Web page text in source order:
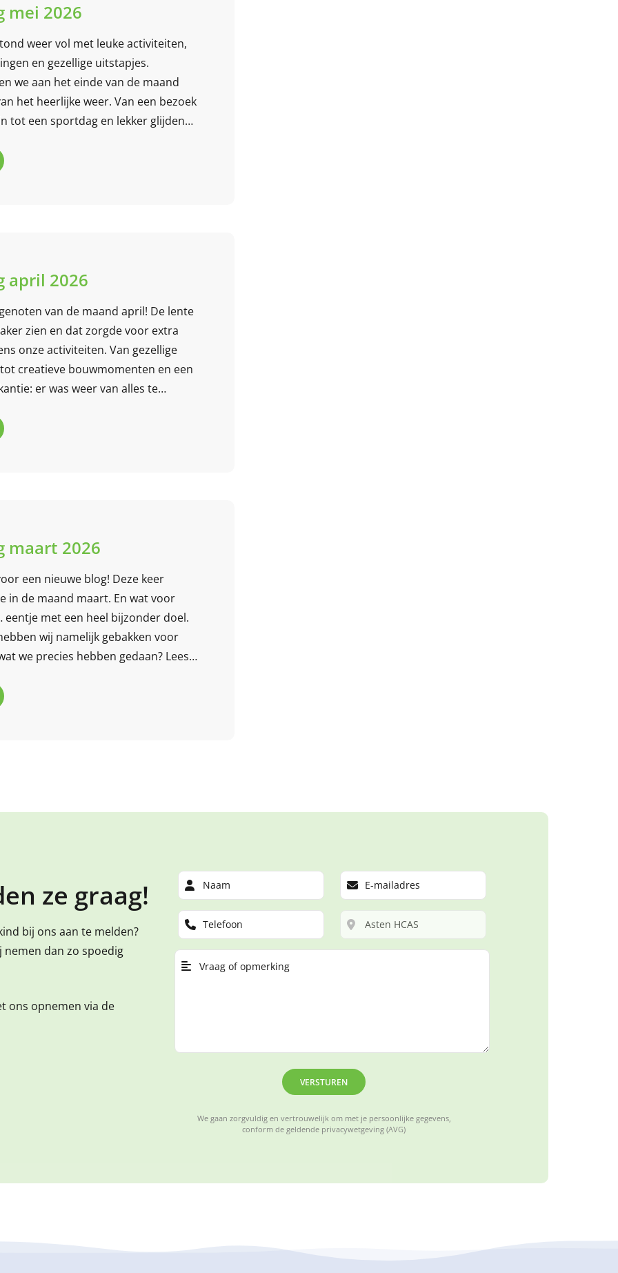
mei 2026
weer vol met leuke activiteiten,
en gezellige uitstapjes.
we aan het einde van de maand
het heerlijke weer. Van een bezoek
tot een sportdag en lekker glijden
HCAS
april 2026
van de maand april! De lente
zien en dat zorgde voor extra
onze activiteiten. Van gezellige
creatieve bouwmomenten en een
er was weer van alles te
samenwerking en mooie
maart 2026
een nieuwe blog! Deze keer
in de maand maart. En wat voor
eentje met een heel bijzonder doel.
wij namelijk gebakken voor
we precies hebben gedaan? Lees
ze graag!
bij ons aan te melden?
dan zo spoedig
ons opnemen via de
VERSTUREN
We gaan zorgvuldig en vertrouwelijk om met je persoonlijke gegevens,
conform de geldende privacywetgeving (AVG)